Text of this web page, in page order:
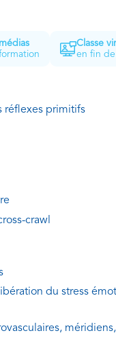
Classe
en fin
réflexes primitifs
crawl
du stress